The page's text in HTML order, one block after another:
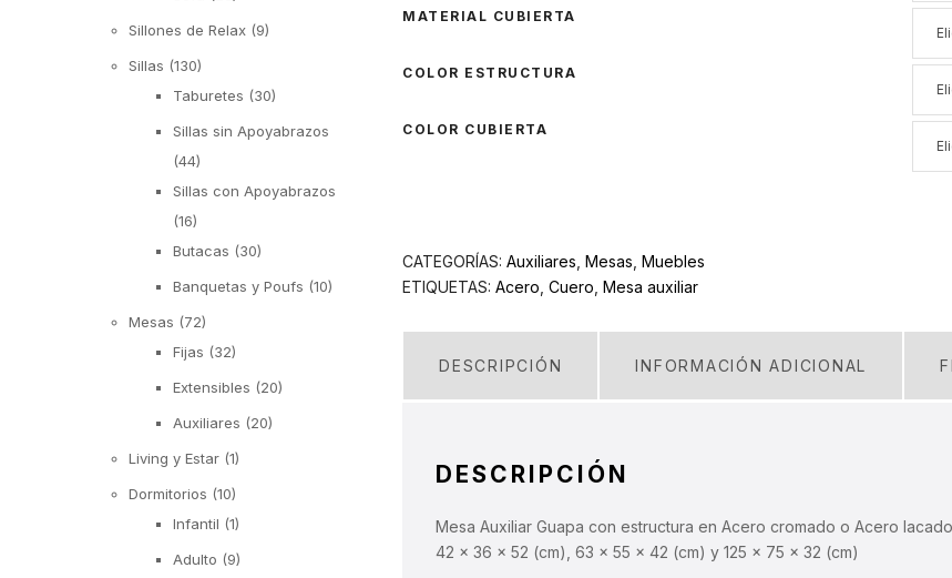
MATERIAL CUBIERTA
COLOR ESTRUCTURA
COLOR CUBIERTA
CATEGORÍAS: Auxiliares Mesas Muebles
ETIQUETAS: Acero Cuero Mesa auxiliar
DESCRIPCIÓN INFORMACIÓN ADICIONAL
DESCRIPCIÓN
Mesa Auxiliar Guapa con estructura en Acero cromado o Acero
42 x 36 x 52 (cm), 63 x 55 x 42 (cm) y 125 x 75 x 32 (cm)
Sillones de Relax (9)
Sillas (130)
Taburetes (30)
Sillas sin Apoyabrazos
(44)
Sillas con Apoyabrazos
(16)
Butacas (30)
Banquetas y Poufs (10)
Mesas (72)
Fijas (32)
Extensibles (20)
Auxiliares (20)
Living y Estar (1)
Dormitorios (10)
Infantil (1)
Adulto (9)